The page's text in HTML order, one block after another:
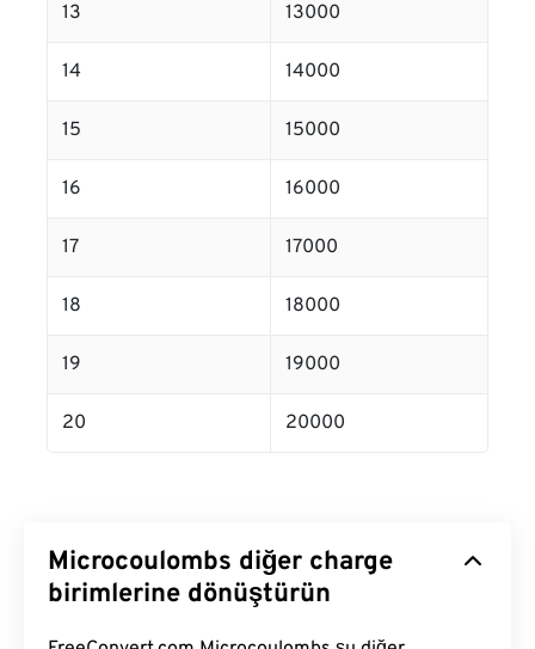
13 13000
14 14000
15 15000
16 16000
17 17000
18 18000
19 19000
20 20000
Microcoulombs diğer charge
birimlerine dönüştürün